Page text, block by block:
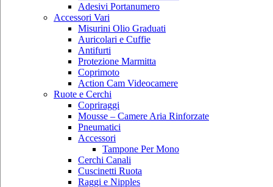
Adesivi Portanumero
Accessori Vari
Misurini Olio Graduati
Auricolari e Cuffie
Antifurti
Protezione Marmitta
Coprimoto
Action Cam Videocamere
Ruote e Cerchi
Copriraggi
Mousse – Camere Aria Rinforzate
Pneumatici
Accessori
Tampone Per Mono
Cerchi Canali
Cuscinetti Ruota
Raggi e Nipples